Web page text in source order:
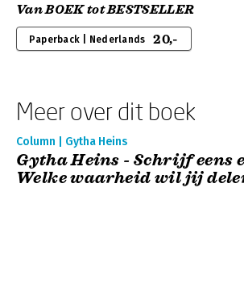
Van BOEK tot BESTSELLER
Paperback | Nederlands 20,-
Meer over dit boek
Column | Gytha Heins
Gytha Heins - Schrijf eens
Welke waarheid wil jij